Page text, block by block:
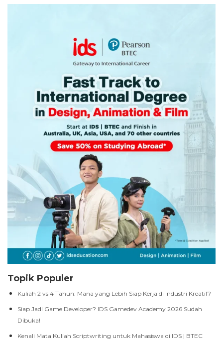
Topik Populer
Kuliah 2 vs 4 Tahun: Mana yang Lebih Siap Kerja di Industri Kreatif?
Siap Jadi Game Developer? IDS Gamedev Academy 2026 Sudah
Dibuka!
Kenali Mata Kuliah Scriptwriting untuk Mahasiswa di IDS | BTEC